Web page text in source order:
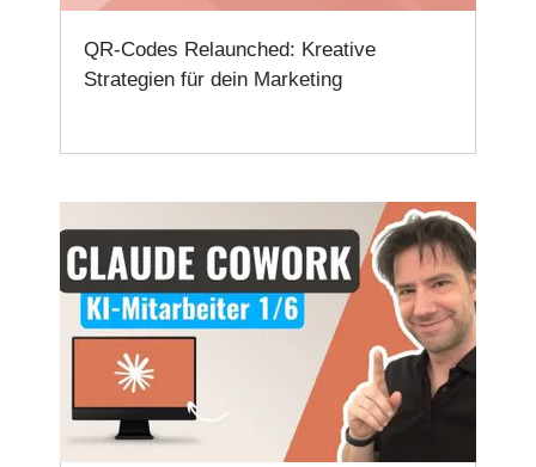
QR-Codes Relaunched: Kreative
Strategien für dein Marketing